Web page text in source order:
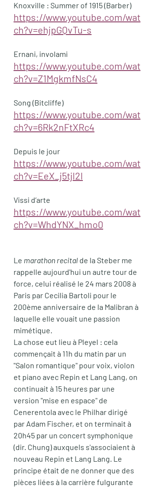
Knoxville : Summer of 1915 (Barber)
https://www.youtube.com/wat
ch?v=ehjpGQvTu-s
Ernani, involami
https://www.youtube.com/wat
ch?v=Z1MgkmfNsC4
Song (Bitcliffe)
https://www.youtube.com/wat
ch?v=6Rk2nFtXRc4
Depuis le jour
https://www.youtube.com/wat
ch?v=EeX_j5tjl2I
Vissi d’arte
https://www.youtube.com/wat
ch?v=WhdYNX_hmo0
Le marathon recital de la Steber me
rappelle aujourd'hui un autre tour de
force, celui réalisé le 24 mars 2008 à
Paris par Cecilia Bartoli pour le
200ème anniversaire de la Malibran à
laquelle elle vouait une passion
mimétique.
La chose eut lieu à Pleyel : cela
commençait à 11h du matin par un
"Salon romantique" pour voix, violon
et piano avec Repin et Lang Lang, on
continuait à 15 heures par une
version "mise en espace" de
Cenerentola avec le Philhar dirigé
par Adam Fischer, et on terminait à
20h45 par un concert symphonique
(dir. Chung) auxquels s'associaient à
nouveau Repin et Lang Lang. Le
principe était de ne donner que des
pièces liées à la carrière fulgurante